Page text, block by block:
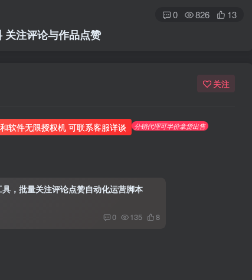
0 826 13
关注评论与作品点赞
关注
软件无限授权机 可联系客服详谈 分销代理可半价拿货出售
，批量关注评论点赞自动化运营脚本
0 135 8